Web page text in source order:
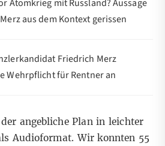
Atomkrieg mit Russland? Aussage
aus dem Kontext gerissen
Friedrich Merz
Wehrpflicht für Rentner an
angebliche Plan in leichter
Audioformat. Wir konnten 55